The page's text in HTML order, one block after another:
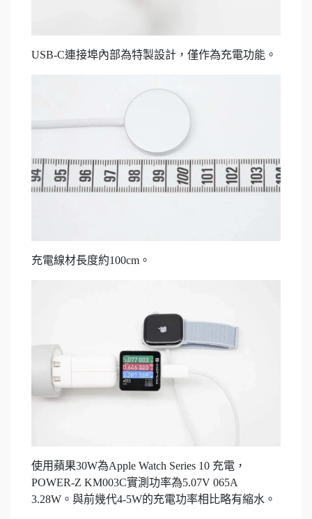
USB-C連接埠內部為特製設計，僅作為充電功能。
充電線材長度約100cm。
使用蘋果30W為Apple Watch Series 10 充電，
POWER-Z KM003C實測功率為5.07V 065A
3.28W。與前幾代4-5W的充電功率相比略有縮水。